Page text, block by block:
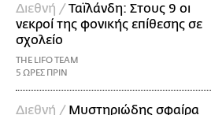
Διεθνή /Ταϊλάνδη: Στους 9 οι
νεκροί της φονικής επίθεσης σε
σχολείο
THE LIFO TEAM
5 ΩΡΕΣ ΠΡΙΝ
Διεθνή / Μυστηριώδης σφαίρα